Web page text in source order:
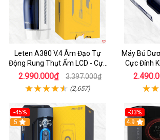
Leten A380 V.4 Âm Đạo Tự
Động Rung Thụt Ấm LCD - Cực
Phê
2.990.000₫ 3.397.000₫
(2,657)
Máy Bú
Cực Đỉnh
-45%
Hot
5
-33%
Hot
4.9